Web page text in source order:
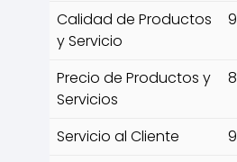
Calidad de Productos
y Servicio
Precio de Productos y
Servicios
Servicio al Cliente